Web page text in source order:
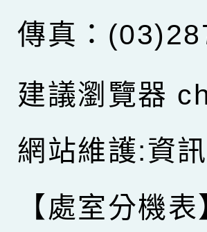
傳真：
建議瀏覽器
網站維護:資
【處室分機表